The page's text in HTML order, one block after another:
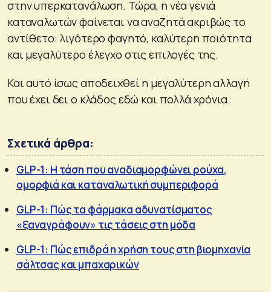
στην υπερκατανάλωση. Τώρα, η νέα γενιά
καταναλωτών φαίνεται να αναζητά ακριβώς το
αντίθετο: λιγότερο φαγητό, καλύτερη ποιότητα
και μεγαλύτερο έλεγχο στις επιλογές της.
Και αυτό ίσως αποδειχθεί η μεγαλύτερη αλλαγή
που έχει δει ο κλάδος εδώ και πολλά χρόνια.
Σχετικά άρθρα:
GLP-1: Η τάση που αναδιαμορφώνει ρούχα,
ομορφιά και καταναλωτική συμπεριφορά
GLP-1: Πώς τα φάρμακα αδυνατίσματος
«ξαναγράφουν» τις τάσεις στη μόδα
GLP-1: Πώς επιδρά η χρήση τους στη βιομηχανία
σάλτσας και μπαχαρικών